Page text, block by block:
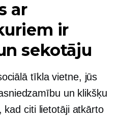
ar
ir
sekotāju
tīkla vietne, jūs
un klikšķu
kad citi lietotāji atkārto